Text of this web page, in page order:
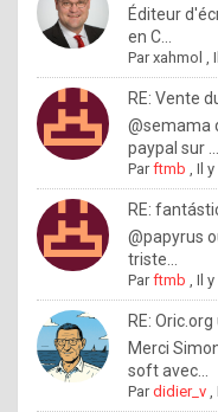
Éditeur
en C...
Parxahmol ,
RE: Vente
@semama
paypal sur ...
Parftmb ,Il
RE:
@papyrus
triste...
Parftmb ,Il
RE:
Merci
soft avec...
Pardidier_v ,